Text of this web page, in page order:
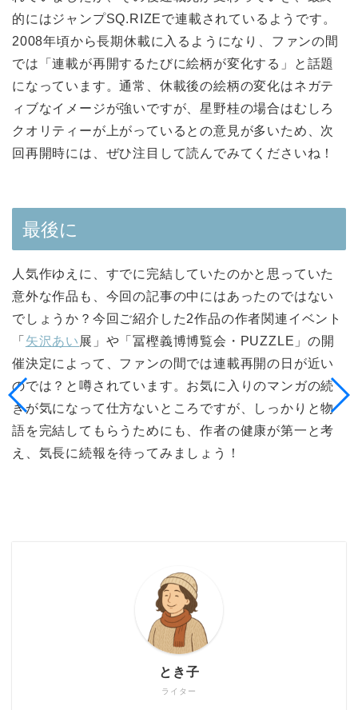
的にはジャンプSQ.RIZEで連載されているようです。
2008年頃から長期休載に入るようになり、ファンの間
では「連載が再開するたびに絵柄が変化する」と話題
になっています。通常、休載後の絵柄の変化はネガテ
ィブなイメージが強いですが、星野桂の場合はむしろ
クオリティーが上がっているとの意見が多いため、次
回再開時には、ぜひ注目して読んでみてくださいね！
最後に
人気作ゆえに、すでに完結していたのかと思っていた
意外な作品も、今回の記事の中にはあったのではない
でしょうか？今回ご紹介した2作品の作者関連イベント
「 矢沢あい展」や「冨樫義博博覧会・PUZZLE」の開
催決定によって、ファンの間では連載再開の日が近い
のでは？と噂されています。お気に入りのマンガの続
きが気になって仕方ないところですが、しっかりと物
語を完結してもらうためにも、作者の健康が第一と考
え、気長に続報を待ってみましょう！
ライター
とき子